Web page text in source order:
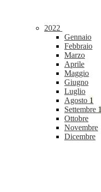
2022
Gennaio
Febbraio
Marzo
Aprile
Maggio
Giugno
Luglio
Agosto 1
Settembre 1
Ottobre
Novembre
Dicembre